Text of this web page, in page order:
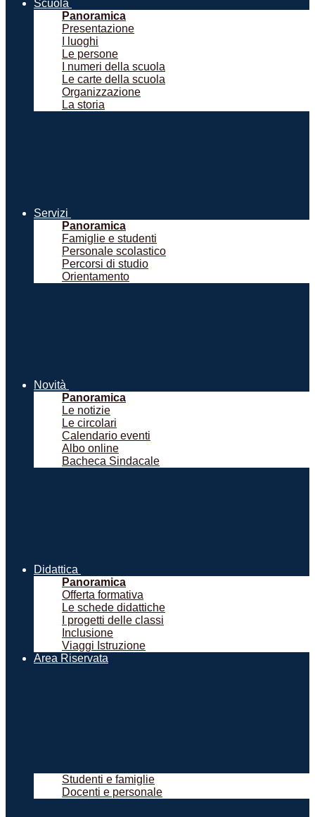
Scuola
Panoramica
Presentazione
I luoghi
Le persone
I numeri della scuola
Le carte della scuola
Organizzazione
La storia
Servizi
Panoramica
Famiglie e studenti
Personale scolastico
Percorsi di studio
Orientamento
Novità
Panoramica
Le notizie
Le circolari
Calendario eventi
Albo online
Bacheca Sindacale
Didattica
Panoramica
Offerta formativa
Le schede didattiche
I progetti delle classi
Inclusione
Viaggi Istruzione
Area Riservata
Studenti e famiglie
Docenti e personale